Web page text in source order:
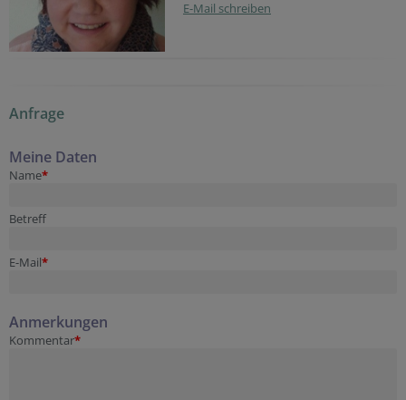
E-Mail schreiben
Anfrage
Meine Daten
Name*
Betreff
E-Mail*
Anmerkungen
Kommentar*